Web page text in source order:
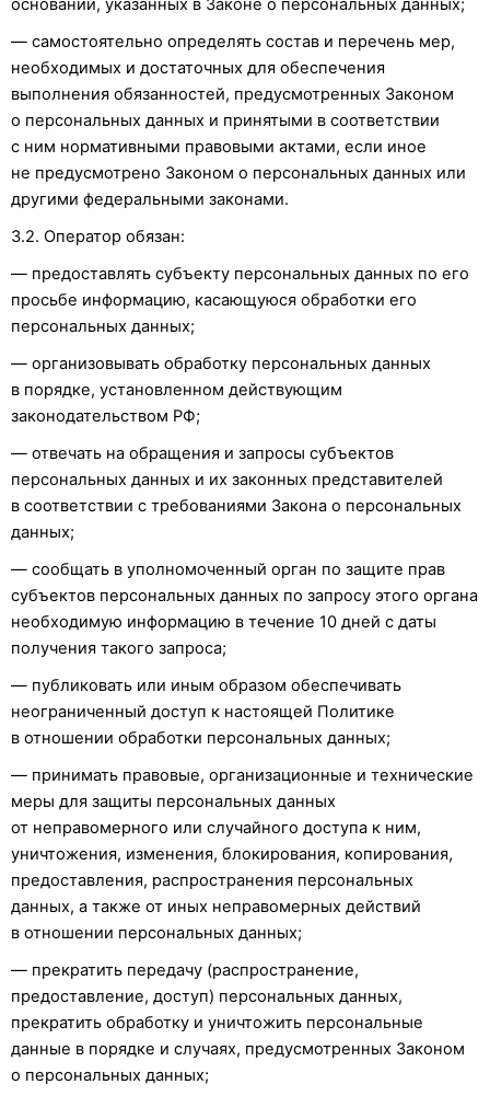
оснований, указанных в Законе о персональных данных;
— самостоятельно определять состав и перечень мер,
необходимых и достаточных для обеспечения
выполнения обязанностей, предусмотренных Законом
о персональных данных и принятыми в соответствии
с ним нормативными правовыми актами, если иное
не предусмотрено Законом о персональных данных или
другими федеральными законами.
3.2. Оператор обязан:
— предоставлять субъекту персональных данных по его
просьбе информацию, касающуюся обработки его
персональных данных;
— организовывать обработку персональных данных
в порядке, установленном действующим
законодательством РФ;
— отвечать на обращения и запросы субъектов
персональных данных и их законных представителей
в соответствии с требованиями Закона о персональных
данных;
— сообщать в уполномоченный орган по защите прав
субъектов персональных данных по запросу этого органа
необходимую информацию в течение 10 дней с даты
получения такого запроса;
— публиковать или иным образом обеспечивать
неограниченный доступ к настоящей Политике
в отношении обработки персональных данных;
— принимать правовые, организационные и технические
меры для защиты персональных данных
от неправомерного или случайного доступа к ним,
уничтожения, изменения, блокирования, копирования,
предоставления, распространения персональных
данных, а также от иных неправомерных действий
в отношении персональных данных;
— прекратить передачу (распространение,
предоставление, доступ) персональных данных,
прекратить обработку и уничтожить персональные
данные в порядке и случаях, предусмотренных Законом
о персональных данных;